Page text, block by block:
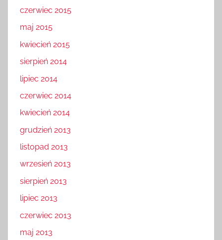
czerwiec 2015
maj 2015
kwiecień 2015
sierpień 2014
lipiec 2014
czerwiec 2014
kwiecień 2014
grudzień 2013
listopad 2013
wrzesień 2013
sierpień 2013
lipiec 2013
czerwiec 2013
maj 2013